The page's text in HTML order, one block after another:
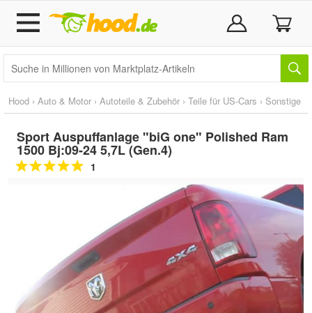
Hood › Auto & Motor › Autoteile & Zubehör › Teile für US-Cars › Sonstige
Sport Auspuffanlage "biG one" Polished Ram
1500 Bj:09-24 5,7L (Gen.4)
1